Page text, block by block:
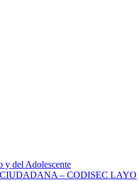
del Adolescente
– CODISEC LAYO